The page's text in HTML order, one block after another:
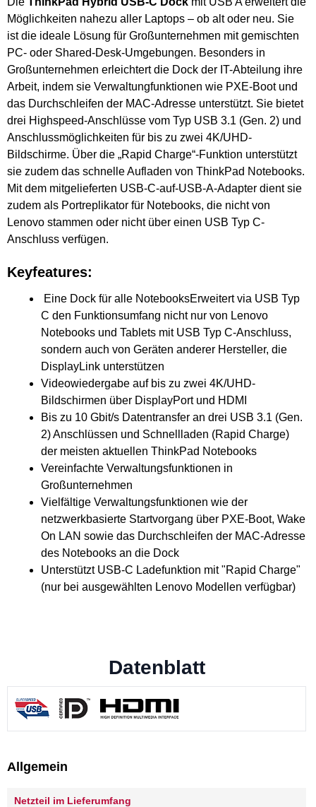
Möglichkeiten nahezu aller Laptops – ob alt oder neu. Sie
ist die ideale Lösung für Großunternehmen mit gemischten
PC- oder Shared-Desk-Umgebungen. Besonders in
Großunternehmen erleichtert die Dock der IT-Abteilung ihre
Arbeit, indem sie Verwaltungfunktionen wie PXE-Boot und
das Durchschleifen der MAC-Adresse unterstützt. Sie bietet
drei Highspeed-Anschlüsse vom Typ USB 3.1 (Gen. 2) und
Anschlussmöglichkeiten für bis zu zwei 4K/UHD-
Bildschirme. Über die „Rapid Charge“-Funktion unterstützt
sie zudem das schnelle Aufladen von ThinkPad Notebooks.
Mit dem mitgelieferten USB-C-auf-USB-A-Adapter dient sie
zudem als Portreplikator für Notebooks, die nicht von
Lenovo stammen oder nicht über einen USB Typ C-
Anschluss verfügen.
Keyfeatures:
Eine Dock für alle NotebooksErweitert via USB Typ
C den Funktionsumfang nicht nur von Lenovo
Notebooks und Tablets mit USB Typ C-Anschluss,
sondern auch von Geräten anderer Hersteller, die
DisplayLink unterstützen
Videowiedergabe auf bis zu zwei 4K/UHD-
Bildschirmen über DisplayPort und HDMI
Bis zu 10 Gbit/s Datentransfer an drei USB 3.1 (Gen.
2) Anschlüssen und Schnellladen (Rapid Charge)
der meisten aktuellen ThinkPad Notebooks
Vereinfachte Verwaltungsfunktionen in
Großunternehmen
Vielfältige Verwaltungsfunktionen wie der
netzwerkbasierte Startvorgang über PXE-Boot, Wake
On LAN sowie das Durchschleifen der MAC-Adresse
des Notebooks an die Dock
Unterstützt USB-C Ladefunktion mit "Rapid Charge"
(nur bei ausgewählten Lenovo Modellen verfügbar)
Datenblatt
Allgemein
Netzteil im Lieferumfang